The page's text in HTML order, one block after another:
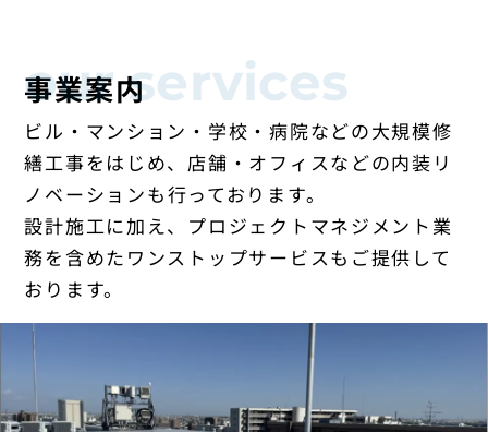
our services
事業案内
ビル・マンション・学校・病院などの大規模修
繕工事をはじめ、店舗・オフィスなどの内装リ
ノベーションも行っております。
設計施工に加え、プロジェクトマネジメント業
務を含めたワンストップサービスもご提供して
おります。